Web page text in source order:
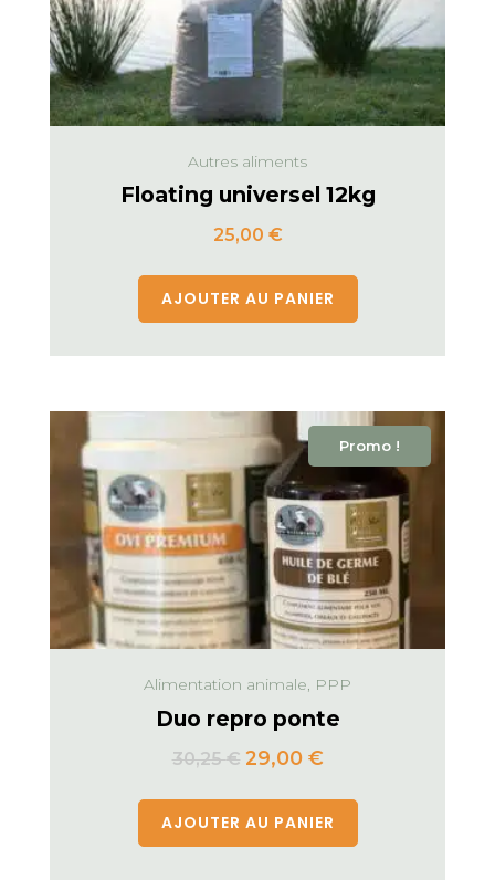
Autres aliments
Floating universel 12kg
25,00 €
AJOUTER AU PANIER
Promo !
Alimentation animale, PPP
Duo repro ponte
30,25€ 29,00 €
AJOUTER AU PANIER